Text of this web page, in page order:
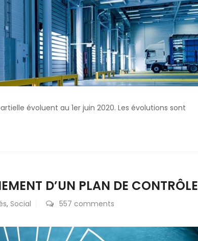
évoluent au 1er juin 2020. Les évolutions sont
D’UN PLAN DE CONTRÔLE
, Social 557 comments